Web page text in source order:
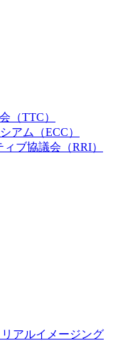
（TTC）
アム（ECC）
ブ協議会（RRI）